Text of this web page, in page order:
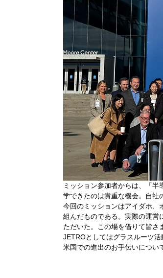
ミッション参加者からは、「
学できたのは貴重な機会。自社
今回のミッションはアイダホ、
組んだものである。実際の運営
ただいた。この場を借りて皆さ
JETROとしてはグラスルーツ
米国での進出のお手伝いについ